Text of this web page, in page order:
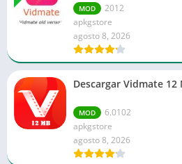
MOD
2012
apkgstore
agosto 8, 2026
Descargar Vidmate 12
MOD
6.0102
apkgstore
agosto 8, 2026